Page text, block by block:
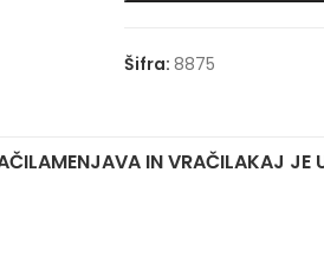
Šifra: 8875
MENJAVA IN VRAČILAKAJ JE